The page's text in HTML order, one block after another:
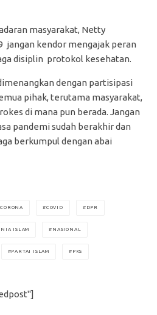
masyarakat, Netty
jangan kendor mengajak peran
disiplin protokol kesehatan.
dengan partisipasi
pihak, terutama masyarakat,
di mana pun berada. Jangan
pandemi sudah berakhir dan
berkumpul dengan abai
CORONA COVID DPR
ISLAM NASIONAL
PARTAI ISLAM PKS